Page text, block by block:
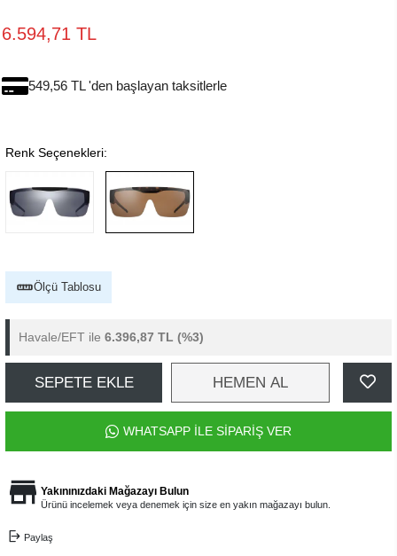
6.594,71 TL
549,56 TL 'den başlayan taksitlerle
Renk Seçenekleri:
Ölçü Tablosu
Havale/EFT ile 6.396,87 TL (%3)
SEPETE EKLE HEMEN AL
WHATSAPP İLE SİPARİŞ VER
Yakınınızdaki Mağazayı Bulun
Ürünü incelemek veya denemek için size en yakın mağazayı bulun.
Paylaş